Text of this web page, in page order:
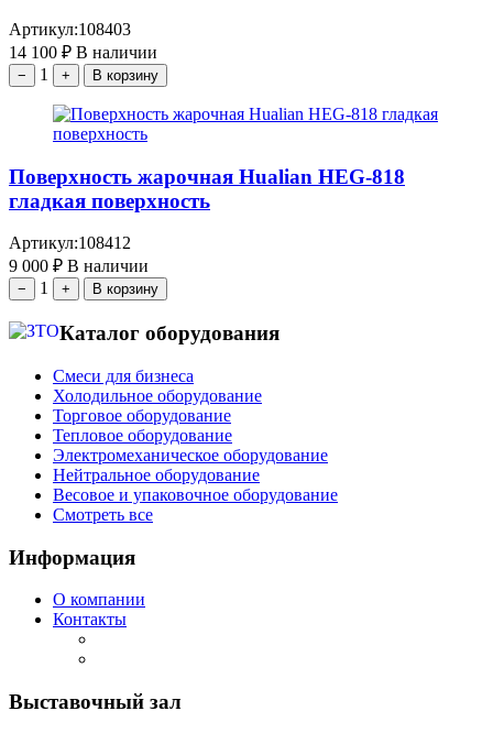
Артикул:108403
14 100 ₽ В наличии
− 1 + В корзину
Поверхность жарочная Hualian HEG-818
гладкая поверхность
Артикул:108412
9 000 ₽ В наличии
− 1 + В корзину
Каталог оборудования
Смеси для бизнеса
Холодильное оборудование
Торговое оборудование
Тепловое оборудование
Электромеханическое оборудование
Нейтральное оборудование
Весовое и упаковочное оборудование
Смотреть все
Информация
О компании
Контакты
Выставочный зал